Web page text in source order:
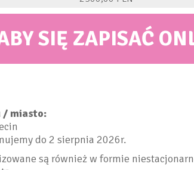
SIĘ ZAPISAĆ
/ miasto:
do 2 sierpnia 2026r.
są również w formie